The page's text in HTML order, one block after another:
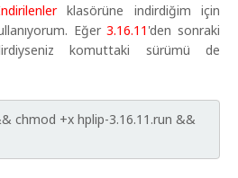
klasörüne indirdiğim için
Eğer3.16.11 'den sonraki
komuttaki sürümü de
chmod +x hplip-3.16.11.run &&